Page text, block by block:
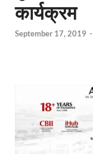
कार्यक्रम
September 17, 2019 -